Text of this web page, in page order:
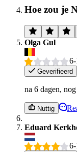
Hoe zou je
Olga Gul
Geverifieerd
na 6 dagen,
Nuttig
Eduard